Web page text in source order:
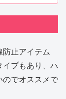
止アイテム
プもあり、ハ
のでオススメで